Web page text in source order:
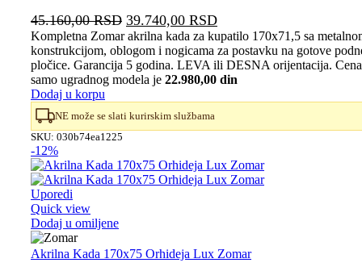
45.160,00RSD Originalna
cena
je
bila:
45.160,00 RSD.
39.740,00 RSDTrenutna
cena
je:
39.740,00 RSD.
Kompletna Zomar akrilna kada za kupatilo 170x71,5 sa
konstrukcijom, oblogom i nogicama za postavku na gotove
pločice. Garancija 5 godina. LEVA ili DESNA orijentacija. Cena
samo ugradnog modela je 22.980,00 din
Dodaj u korpu
NE može se slati kurirskim službama
SKU: 030b74ea1225
-12%
Uporedi
Quick view
Dodaj u omiljene
Akrilna Kada 170x75 Orhideja Lux Zomar